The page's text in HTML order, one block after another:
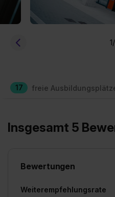
1
17 freie
Insgesamt 5
Bewertungen
Weiterempfehlungsrate